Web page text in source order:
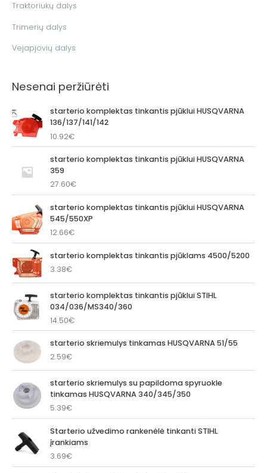
Traktoriukų dalys
Trimerių dalys
Vejapjovių dalys
Nesenai peržiūrėti
starterio komplektas tinkantis pjūklui HUSQVARNA
136/137/141/142
10.92€
starterio komplektas tinkantis pjūklui HUSQVARNA
359
27.60€
starterio komplektas tinkantis pjūklui HUSQVARNA
545/550XP
12.66€
starterio komplektas tinkantis pjūklams 4500/5200
3.38€
starterio komplektas tinkantis pjūklui STIHL
034/036/MS340/360
14.50€
starterio skriemulys tinkamas HUSQVARNA 51/55
2.59€
starterio skriemulys su papildoma spyruokle
tinkamas HUSQVARNA 340/345/350
5.39€
Starterio užvedimo rankenėlė tinkanti STIHL
įrankiams
3.69€